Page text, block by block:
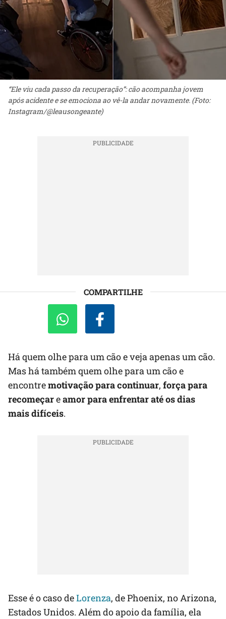
“Ele viu cada passo da recuperação”: cão acompanha jovem
após acidente e se emociona ao vê-la andar novamente. (Foto:
Instagram/@leausongeante)
COMPARTILHE
Há quem olhe para um cão e veja apenas um cão.
Mas há também quem olhe para um cão e
encontremotivação para continuar, força para
recomeçareamor para enfrentar até os dias
mais difíceis.
Esse é o caso deLorenza, de Phoenix, no Arizona,
Estados Unidos. Além do apoio da família, ela